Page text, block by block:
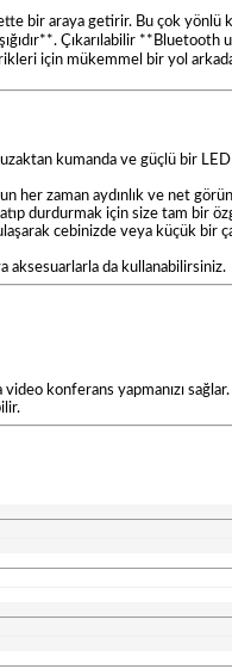
bir araya getirir. Bu çok yönlü
Çıkarılabilir **Bluetooth
için mükemmel bir yol
kumanda ve güçlü bir LED
her zaman aydınlık ve net
durdurmak için size tam bir
cebinizde veya küçük bir
aksesuarlarla da kullanabilirsiniz.
konferans yapmanızı sağlar.